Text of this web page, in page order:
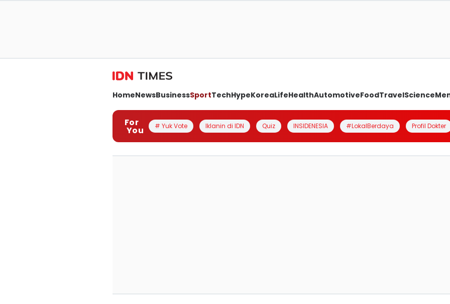
HomeNewsBusinessSportTechHypeKoreaLifeHealthAutomotiveFoodTravelScience
For
You # Yuk Vote Iklanin di IDN Quiz INSIDENESIA #LokalBerdaya Profil Dokter